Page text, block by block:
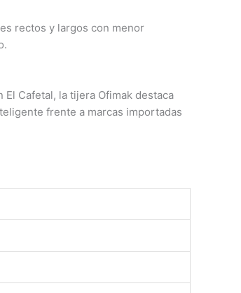
rectos y largos con menor
Cafetal, la tijera Ofimak destaca
frente a marcas importadas